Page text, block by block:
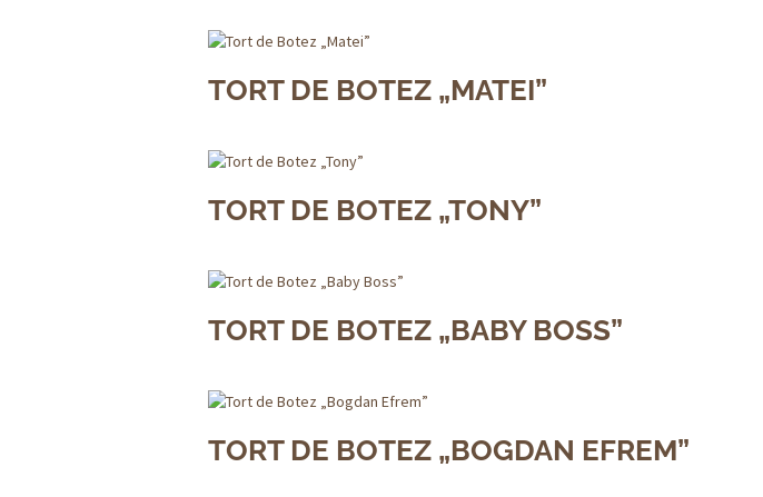
TORT DE BOTEZ „MATEI”
TORT DE BOTEZ „TONY”
TORT DE BOTEZ „BABY BOSS”
TORT DE BOTEZ „BOGDAN EFREM”